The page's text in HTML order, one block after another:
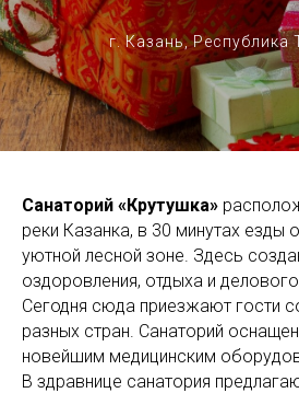
г. Казань, Республика
Санаторий «Крутушка»
реки Казанка, в 30 минутах езды
уютной лесной зоне. Здесь
оздоровления, отдыха и
Сегодня сюда приезжают гости
разных стран. Санаторий
новейшим медицинским
В здравнице санатория